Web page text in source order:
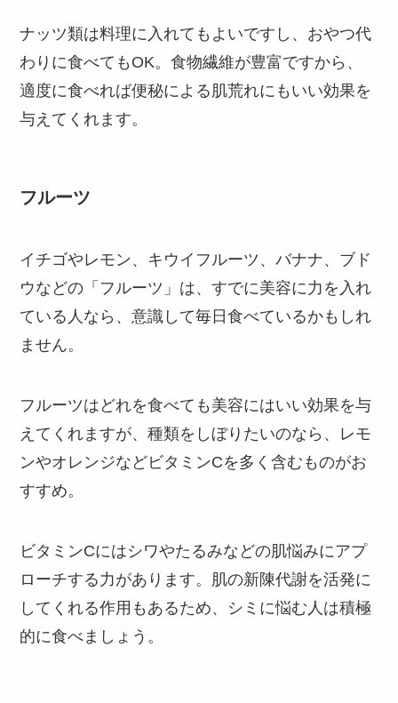
ナッツ類は料理に入れてもよいですし、おやつ代
わりに食べてもOK。食物繊維が豊富ですから、
適度に食べれば便秘による肌荒れにもいい効果を
与えてくれます。
フルーツ
イチゴやレモン、キウイフルーツ、バナナ、ブド
ウなどの「フルーツ」は、すでに美容に力を入れ
ている人なら、意識して毎日食べているかもしれ
ません。
フルーツはどれを食べても美容にはいい効果を与
えてくれますが、種類をしぼりたいのなら、レモ
ンやオレンジなどビタミンCを多く含むものがお
すすめ。
ビタミンCにはシワやたるみなどの肌悩みにアプ
ローチする力があります。肌の新陳代謝を活発に
してくれる作用もあるため、シミに悩む人は積極
的に食べましょう。